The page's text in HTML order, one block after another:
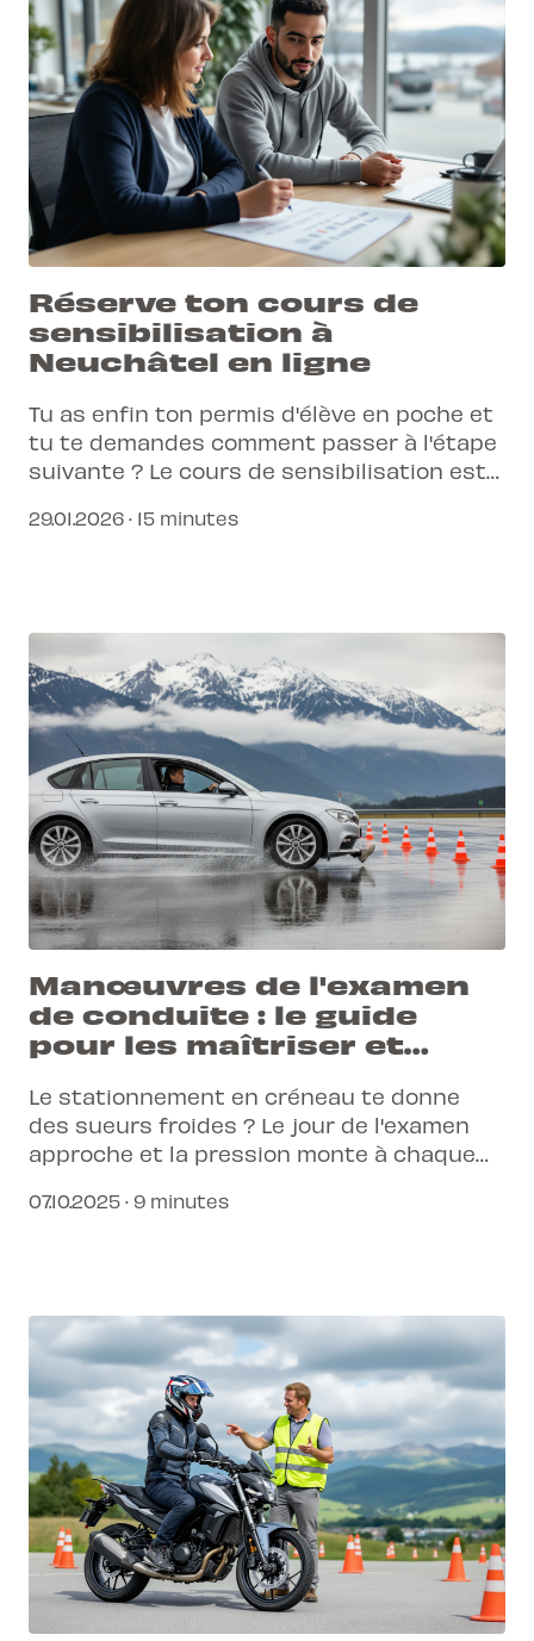
Réserve ton cours de
sensibilisation à
Neuchâtel en ligne
Tu as enfin ton permis d'élève en poche et
tu te demandes comment passer à l'étape
suivante ? Le cours de sensibilisation est
et garantir ta sécurité avant l'examen
29.01.2026 · 15 minutes
Manœuvres de l'examen
de conduite : le guide
pour les maîtriser et
Le stationnement en créneau te donne
des sueurs froides ? Le jour de l'examen
approche et la pression monte à chaque
transformer ces défis en automatismes et
07.10.2025 · 9 minutes